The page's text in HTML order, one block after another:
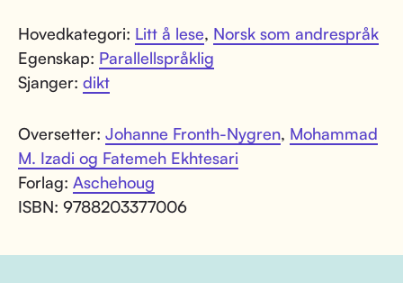
Hovedkategori: Litt å lese, Norsk som andrespråk
Egenskap: Parallellspråklig
Sjanger: dikt
Oversetter: Johanne Fronth-Nygren, Mohammad
M. Izadi og Fatemeh Ekhtesari
Forlag: Aschehoug
ISBN: 9788203377006